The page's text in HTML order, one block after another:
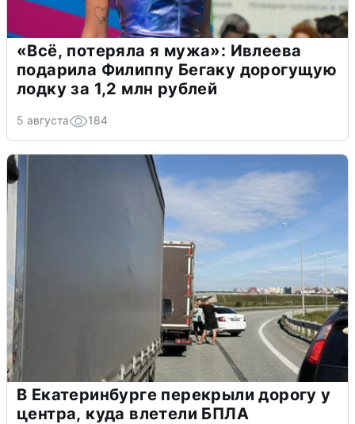
«Всё, потеряла я мужа»: Ивлеева
подарила Филиппу Бегаку дорогущую
лодку за 1,2 млн рублей
5 августа 184
В Екатеринбурге перекрыли дорогу у
центра, куда влетели БПЛА